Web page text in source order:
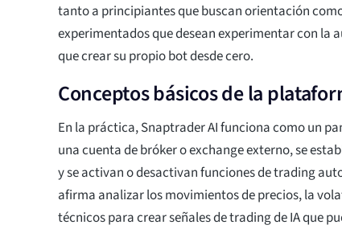
tanto a principiantes que buscan orientación
experimentados que desean experimentar con la
que crear su propio bot desde cero.
Conceptos básicos de la
En la práctica, Snaptrader AI funciona como un
una cuenta de bróker o exchange externo, se
y se activan o desactivan funciones de trading
afirma analizar los movimientos de precios, la
técnicos para crear señales de trading de IA que